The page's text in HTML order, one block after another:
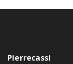
Pierrecassi